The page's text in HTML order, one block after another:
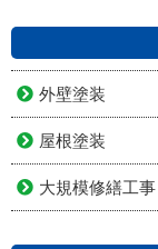
外壁塗装
屋根塗装
大規模修繕工事